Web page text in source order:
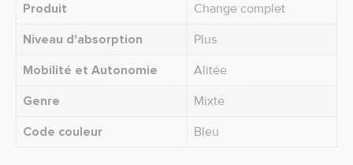
Produit
Change complet
Niveau d'absorption
Plus
Mobilité et Autonomie
Alitée
Genre
Mixte
Code couleur
Bleu